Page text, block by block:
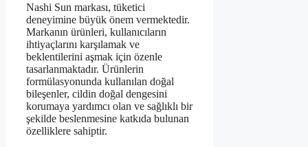
Nashi Sun markası, tüketici
deneyimine büyük önem vermektedir.
Markanın ürünleri, kullanıcıların
ihtiyaçlarını karşılamak ve
beklentilerini aşmak için özenle
tasarlanmaktadır. Ürünlerin
formülasyonunda kullanılan doğal
bileşenler, cildin doğal dengesini
korumaya yardımcı olan ve sağlıklı bir
şekilde beslenmesine katkıda bulunan
özelliklere sahiptir.